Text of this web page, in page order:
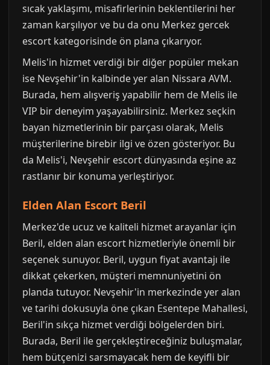
sıcak yaklaşımı, misafirlerinin beklentilerini her
zaman karşılıyor ve bu da onu Merkez gercek
escort kategorisinde ön plana çıkarıyor.
Melis'in hizmet verdiği bir diğer popüler mekan
ise Nevşehir'in kalbinde yer alan Nissara AVM.
Burada, hem alışveriş yapabilir hem de Melis ile
VIP bir deneyim yaşayabilirsiniz. Merkez seçkin
bayan hizmetlerinin bir parçası olarak, Melis
müşterilerine birebir ilgi ve özen gösteriyor. Bu
da Melis'i, Nevşehir escort dünyasında eşine az
rastlanır bir konuma yerleştiriyor.
Elden Alan Escort Beril
Merkez'de ucuz ve kaliteli hizmet arayanlar için
Beril, elden alan escort hizmetleriyle önemli bir
seçenek sunuyor. Beril, uygun fiyat avantajı ile
dikkat çekerken, müşteri memnuniyetini ön
planda tutuyor. Nevşehir'in merkezinde yer alan
ve tarihi dokusuyla öne çıkan Esentepe Mahallesi,
Beril'in sıkça hizmet verdiği bölgelerden biri.
Burada, Beril ile gerçekleştireceğiniz buluşmalar,
hem bütçenizi sarsmayacak hem de keyifli bir